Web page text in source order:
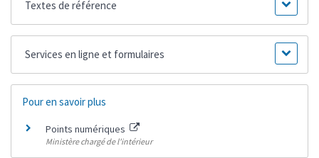
Textes de référence
Services en ligne et formulaires
Pour en savoir plus
Points numériques
Ministère chargé de l'intérieur